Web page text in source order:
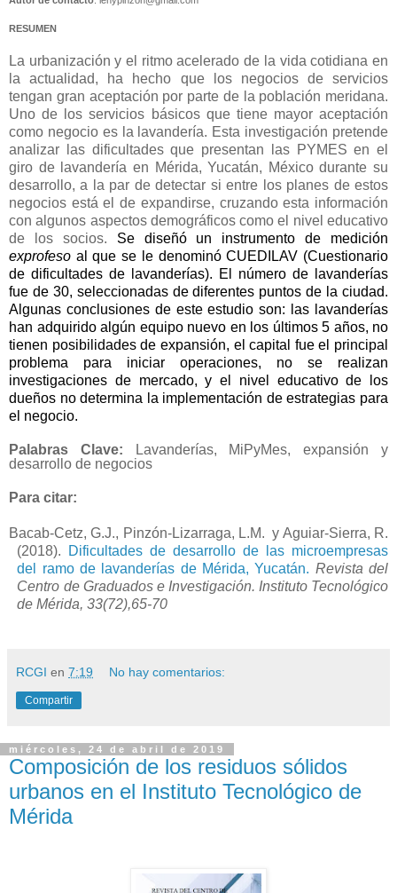
RESUMEN
La urbanización y el ritmo acelerado de la vida cotidiana en
la actualidad, ha hecho que los negocios de servicios
tengan gran aceptación por parte de la población meridana.
Uno de los servicios básicos que tiene mayor aceptación
como negocio es la lavandería. Esta investigación pretende
analizar las dificultades que presentan las PYMES en el
giro de lavandería en Mérida, Yucatán, México durante su
desarrollo, a la par de detectar si entre los planes de estos
negocios está el de expandirse, cruzando esta información
con algunos aspectos demográficos como el nivel educativo
de los socios. Se diseñó un instrumento de medición
exprofeso al que se le denominó CUEDILAV (Cuestionario
de dificultades de lavanderías). El número de lavanderías
fue de 30, seleccionadas de diferentes puntos de la ciudad.
Algunas conclusiones de este estudio son: las lavanderías
han adquirido algún equipo nuevo en los últimos 5 años, no
tienen posibilidades de expansión, el capital fue el principal
problema para iniciar operaciones, no se realizan
investigaciones de mercado, y el nivel educativo de los
dueños no determina la implementación de estrategias para
el negocio.
Palabras Clave:
Lavanderías, MiPyMes, expansión y
desarrollo de negocios
Para citar:
Bacab-Cetz, G.J., Pinzón-Lizarraga, L.M. y Aguiar-Sierra, R.
(2018). Dificultades de desarrollo de las microempresas
del ramo de lavanderías de Mérida, Yucatán. Revista del
Centro de Graduados e Investigación. Instituto Tecnológico
de Mérida, 33(72),65-70
RCGI en 7:19 No hay comentarios:
Compartir
miércoles, 24 de abril de 2019
Composición de los residuos sólidos
urbanos en el Instituto Tecnológico de
Mérida